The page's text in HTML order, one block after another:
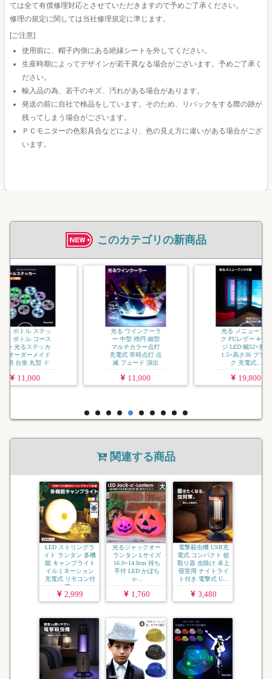
ては全て有償修理対応とさせていただきますので予めご了承ください。
修理の規定に関しては当社修理規定に準じます。
[ご注意]
使用前に、帽子内側にある絶縁シートを外してください。
生産時期によってデザインが若干異なる場合がございます。予めご了承く
ださい。
輸入品の為、若干のキズ、汚れがある場合があります。
発送の前に自社で検品をしています。そのため、リパックをする際の跡が
残ってしまう場合がございます。
ＰＣモニターの色彩具合などにより、色の見え方に違いがある場合がござ
います。
このカテゴリの新商品
光る ワインクーラ
ー 中型 楕円 細型
マルチカラー点灯
充電式 常時点灯 点
滅 フェード 演出
...
光る メニューブッ
ク PUレザー 4ペー
ジ LED 幅52×奥行
1.5×高さ36 ブラッ
ク 充電式...
光る帽子
ズハット
キラキラ
ス ハッ
クタ
関連する商品
LED ストリングラ
イト ランタン 多機
能 キャンプライト
イルミネーション
充電式 リモコン付
属...
2,999
光るジャックオー
ランタン Lサイズ
16.0×14.0cm 持ち
手付 LED かぼち
ゃ...
1,760
電撃殺虫機 USB充
電式 コンパクト 蚊
取り器 虫除け 卓上
寝室用 ナイトライ
ト付き 電撃式 U...
3,480